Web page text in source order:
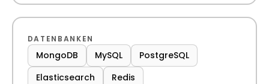
DATENBANKEN
MongoDB MySQL
PostgreSQL
Elasticsearch
Redis